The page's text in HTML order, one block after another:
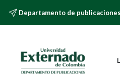
Departamento de publicaciones